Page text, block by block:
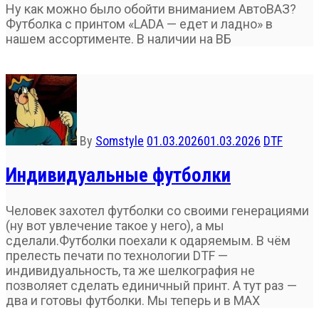
Ну как можно было обойти вниманием АвтоВАЗ?
Футболка с принтом «LADA — едет и ладно» в
нашем ассортименте. В наличии на ВБ
By Somstyle 01.03.202601.03.2026 DTF
Индивидуальные футболки
Человек захотел футболки со своими генерациями
(ну вот увлечение такое у него), а мы
сделали.Футболки поехали к одаряемым. В чём
прелесть печати по технологии DTF —
индивидуальность, та же шелкография не
позволяет сделать единичный принт. А тут раз —
два и готовы футболки. Мы теперь и в МАХ